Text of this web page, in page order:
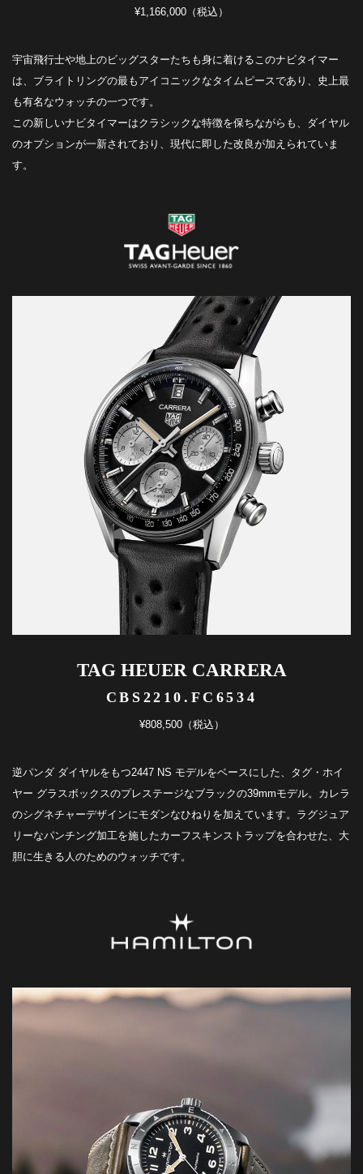
¥1,166,000（税込）
宇宙飛行士や地上のビッグスターたちも身に着けるこのナビタイマー
は、ブライトリングの最もアイコニックなタイムピースであり、史上最
も有名なウォッチの一つです。
この新しいナビタイマーはクラシックな特徴を保ちながらも、ダイヤル
のオプションが一新されており、現代に即した改良が加えられていま
す。
TAG HEUER CARRERA
CBS2210.FC6534
¥808,500（税込）
逆パンダ ダイヤルをもつ2447 NS モデルをベースにした、タグ・ホイ
ヤー グラスボックスのプレステージなブラックの39mmモデル。カレラ
のシグネチャーデザインにモダンなひねりを加えています。ラグジュア
リーなパンチング加工を施したカーフスキンストラップを合わせた、大
胆に生きる人のためのウォッチです。